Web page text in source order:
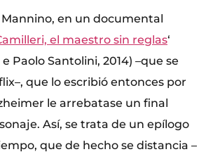
Mannino, en un documental
el maestro sin reglas‘
Paolo Santolini, 2014) –que se
que lo escribió entonces por
le arrebatase un final
Así, se trata de un epílogo
que de hecho se distancia –